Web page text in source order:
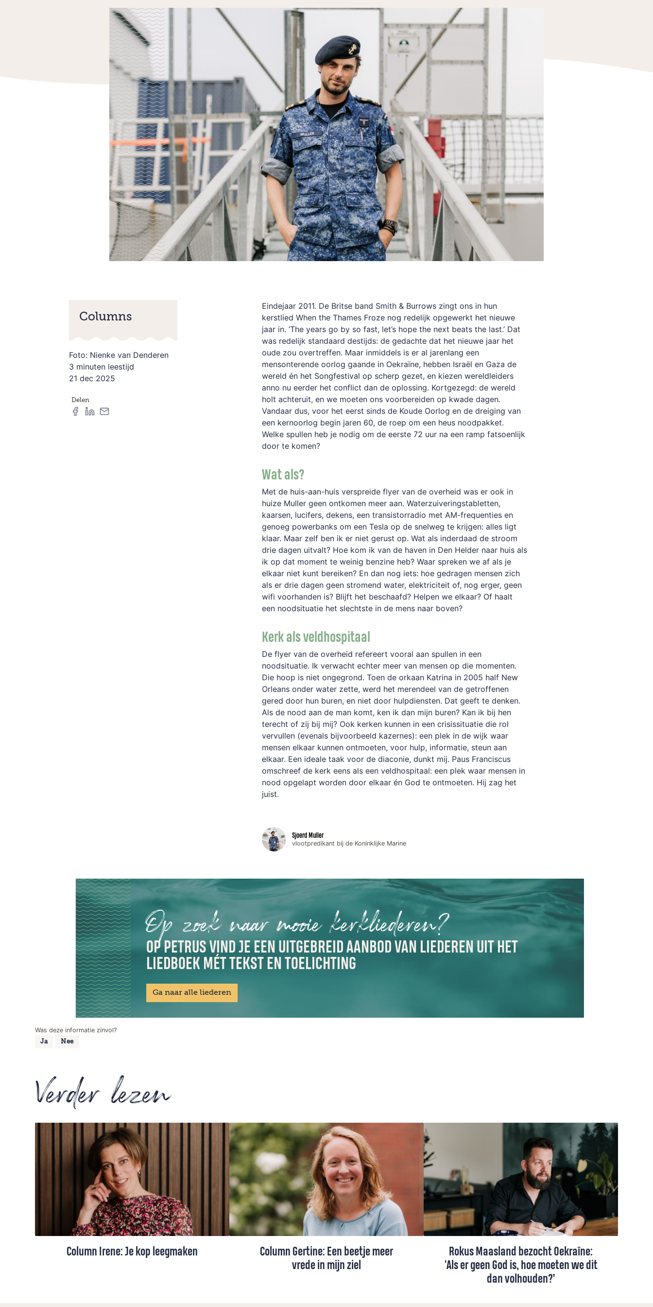
Eindejaar 2011. De Britse band Smith & Burrows zingt ons in hun
kerstlied When the Thames Froze nog redelijk opgewerkt het nieuwe
jaar in. ‘The years go by so fast, let’s hope the next beats the last.’ Dat
was redelijk standaard destijds: de gedachte dat het nieuwe jaar het
oude zou overtreffen. Maar inmiddels is er al jarenlang een
mensonterende oorlog gaande in Oekraïne, hebben Israël en Gaza de
wereld én het Songfestival op scherp gezet, en kiezen wereldleiders
anno nu eerder het conflict dan de oplossing. Kortgezegd: de wereld
holt achteruit, en we moeten ons voorbereiden op kwade dagen.
Vandaar dus, voor het eerst sinds de Koude Oorlog en de dreiging van
een kernoorlog begin jaren 60, de roep om een heus noodpakket.
Welke spullen heb je nodig om de eerste 72 uur na een ramp fatsoenlijk
door te komen?
Wat als?
Met de huis-aan-huis verspreide flyer van de overheid was er ook in
huize Muller geen ontkomen meer aan. Waterzuiveringstabletten,
kaarsen, lucifers, dekens, een transistorradio met AM-frequenties en
genoeg powerbanks om een Tesla op de snelweg te krijgen: alles ligt
klaar. Maar zelf ben ik er niet gerust op. Wat als inderdaad de stroom
drie dagen uitvalt? Hoe kom ik van de haven in Den Helder naar huis als
ik op dat moment te weinig benzine heb? Waar spreken we af als je
elkaar niet kunt bereiken? En dan nog iets: hoe gedragen mensen zich
als er drie dagen geen stromend water, elektriciteit of, nog erger, geen
wifi voorhanden is? Blijft het beschaafd? Helpen we elkaar? Of haalt
een noodsituatie het slechtste in de mens naar boven?
Kerk als veldhospitaal
De flyer van de overheid refereert vooral aan spullen in een
noodsituatie. Ik verwacht echter meer van mensen op die momenten.
Die hoop is niet ongegrond. Toen de orkaan Katrina in 2005 half New
Orleans onder water zette, werd het merendeel van de getroffenen
gered door hun buren, en niet door hulpdiensten. Dat geeft te denken.
Als de nood aan de man komt, ken ik dan mijn buren? Kan ik bij hen
terecht of zij bij mij? Ook kerken kunnen in een crisissituatie die rol
vervullen (evenals bijvoorbeeld kazernes): een plek in de wijk waar
mensen elkaar kunnen ontmoeten, voor hulp, informatie, steun aan
elkaar. Een ideale taak voor de diaconie, dunkt mij. Paus Franciscus
omschreef de kerk eens als een veldhospitaal: een plek waar mensen in
nood opgelapt worden door elkaar én God te ontmoeten. Hij zag het
juist.
Sjoerd Muller
vlootpredikant bij de Koninklijke Marine
Op zoek naar mooie kerkliederen?
OP PETRUS VIND JE EEN UITGEBREID AANBOD VAN LIEDEREN UIT HET
LIEDBOEK MÉT TEKST EN TOELICHTING
Ga naar alle liederen
Columns
Foto: Nienke van Denderen
3 minuten leestijd
21 dec 2025
Delen
Was deze informatie zinvol?
Ja Nee
Verder lezen
Column Irene: Je kop leegmaken
Column Gertine: Een beetje meer
vrede in mijn ziel
Rokus Maasland bezocht Oekraïne:
'Als er geen God is, hoe moeten we dit
dan volhouden?’